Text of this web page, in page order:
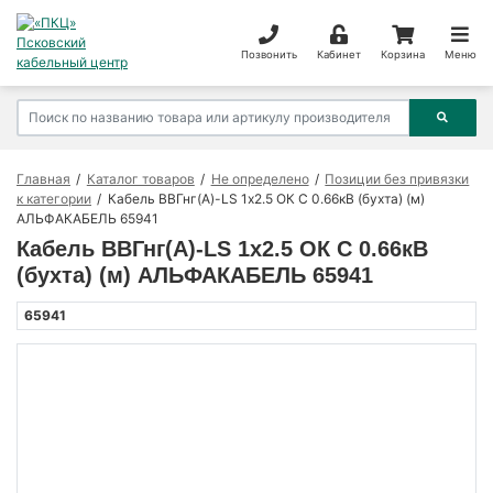
Позвонить Кабинет Корзина Меню
Главная Каталог товаров Не определено
Позиции без привязки
к категории
Кабель ВВГнг(А)-LS 1х2.5 ОК С 0.66кВ (бухта) (м)
АЛЬФАКАБЕЛЬ 65941
Кабель ВВГнг(А)-LS 1х2.5 ОК С 0.66кВ
(бухта) (м) АЛЬФАКАБЕЛЬ 65941
65941